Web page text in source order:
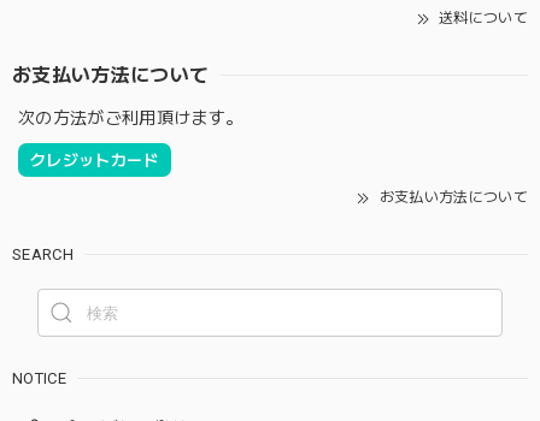
送料について
お支払い方法について
次の方法がご利用頂けます。
クレジットカード
お支払い方法について
SEARCH
NOTICE